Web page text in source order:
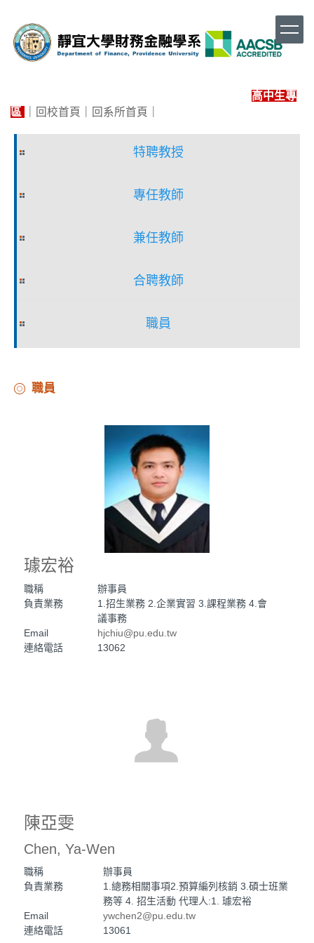
主
要
高中生專
區
回校首頁 回系所首頁
特聘教授
專任教師
兼任教師
合聘教師
職員
職員
璩宏裕
職稱
辦事員
負責業務
1.招生業務 2.企業實習 3.課程業務 4.會
議事務
Email
hjchiu@pu.edu.tw
連絡電話
13062
陳亞雯
Chen, Ya-Wen
職稱
辦事員
負責業務
1.總務相關事項2.預算編列核銷 3.碩士班業
務等 4. 招生活動 代理人:1. 璩宏裕
Email
ywchen2@pu.edu.tw
連絡電話
13061